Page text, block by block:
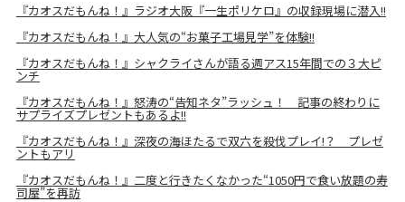
『カオスだもんね！』ラジオ大阪『一生ポリケロ』の収録現場に潜入!!
『カオスだもんね！』大人気の“お菓子工場見学”を体験!!
『カオスだもんね！』シャクライさんが語る週アス15年間での３大ピ
ンチ
『カオスだもんね！』怒涛の“告知ネタ”ラッシュ！ 記事の終わりに
サプライズプレゼントもあるよ!!
『カオスだもんね！』深夜の海ほたるで双六を殺伐プレイ!？ プレゼ
ントもアリ
『カオスだもんね！』二度と行きたくなかった“1050円で食い放題の寿
司屋”を再訪